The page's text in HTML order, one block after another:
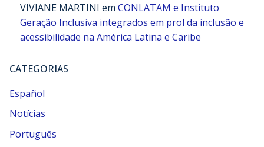
VIVIANE MARTINI em CONLATAM e Instituto
Geração Inclusiva integrados em prol da inclusão e
acessibilidade na América Latina e Caribe
CATEGORIAS
Español
Notícias
Português